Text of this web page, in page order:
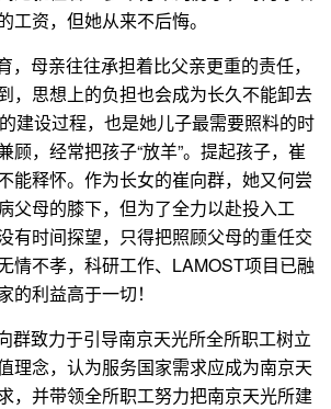
工资，但她从来不后悔。
，母亲往往承担着比父亲更重的责任，
，思想上的负担也会成为长久不能卸去
的建设过程，也是她儿子最需要照料的时
顾，经常把孩子“放羊”。提起孩子，崔
能释怀。作为长女的崔向群，她又何尝
父母的膝下，但为了全力以赴投入工
有时间探望，只得把照顾父母的重任交
情不孝，科研工作、 LAMOST项目已融
的利益高于一切！
群致力于引导南京天光所全所职工树立
理念，认为服务国家需求应成为南京天
，并带领全所职工努力把南京天光所建